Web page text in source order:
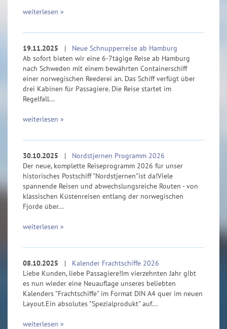
weiterlesen »
19.11.2025 | Neue Schnupperreise ab Hamburg
Ab sofort bieten wir eine 6-7tägige Reise ab Hamburg
nach Schweden mit einem bewährten Containerschiff
einer norwegischen Reederei an. Das Schiff verfügt über
drei Kabinen für Passagiere. Die Reise startet im
Regelfall...
weiterlesen »
30.10.2025 | Nordstjernen Programm 2026
Der neue, komplette Reiseprogramm 2026 für unser
historisches Postschiff "Nordstjernen"ist da!Viele
spannende Reisen und abwechslungsreiche Routen - von
klassischen Küstenreisen entlang der norwegischen
Fjorde über...
weiterlesen »
08.10.2025 | Kalender Frachtschiffe 2026
Liebe Kunden, liebe Passagiere!Im vierzehnten Jahr gibt
es nun wieder eine Neuauflage unseres beliebten
Kalenders "Frachtschiffe" im Format DIN A4 quer im neuen
Layout.Ein absolutes "Spezialprodukt" auf...
weiterlesen »